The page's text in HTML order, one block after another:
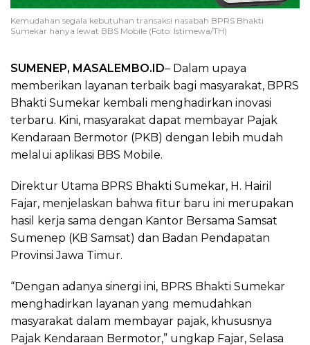
Kemudahan segala kebutuhan transaksi nasabah BPRS Bhakti
Sumekar hanya lewat BBS Mobile (Foto: Istimewa/TH)
SUMENEP, MASALEMBO.ID– Dalam upaya
memberikan layanan terbaik bagi masyarakat, BPRS
Bhakti Sumekar kembali menghadirkan inovasi
terbaru. Kini, masyarakat dapat membayar Pajak
Kendaraan Bermotor (PKB) dengan lebih mudah
melalui aplikasi BBS Mobile.
Direktur Utama BPRS Bhakti Sumekar, H. Hairil
Fajar, menjelaskan bahwa fitur baru ini merupakan
hasil kerja sama dengan Kantor Bersama Samsat
Sumenep (KB Samsat) dan Badan Pendapatan
Provinsi Jawa Timur.
“Dengan adanya sinergi ini, BPRS Bhakti Sumekar
menghadirkan layanan yang memudahkan
masyarakat dalam membayar pajak, khususnya
Pajak Kendaraan Bermotor,” ungkap Fajar, Selasa